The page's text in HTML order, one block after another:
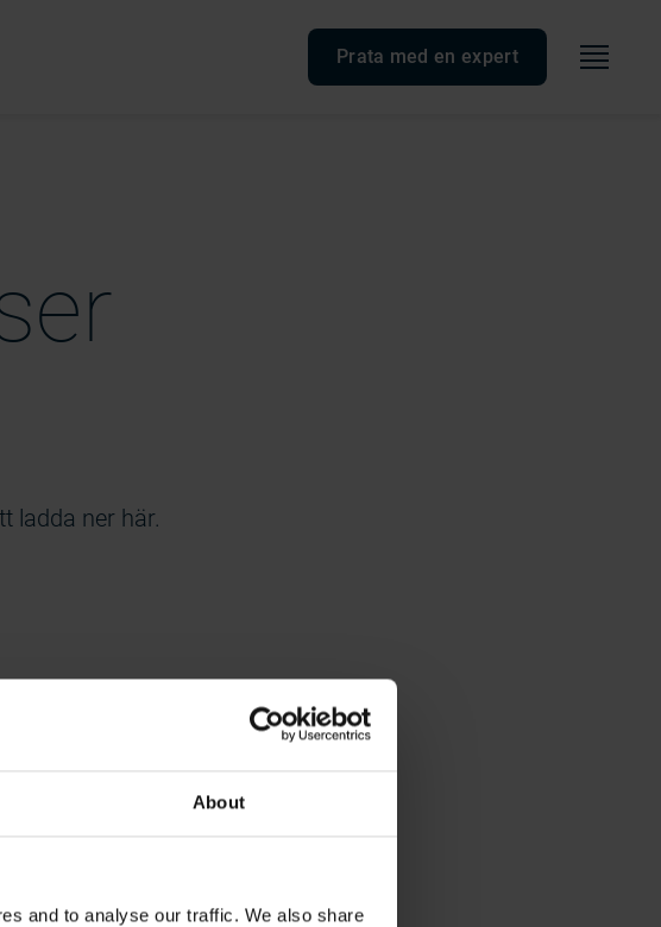
About
and to analyse our traffic. We also share
Prata med en expert
ladda ner här.